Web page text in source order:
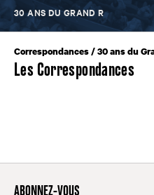
30 ANS DU GRAND R
Correspondances/30 ans du
Les Correspondances
ABONNEZ-VOUS